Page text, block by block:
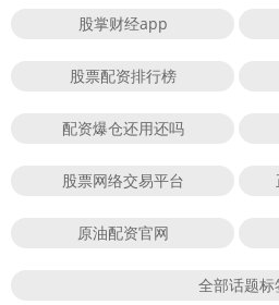
股掌财经app
股票配资排行榜
配资爆仓还用还吗
股票网络交易平台
原油配资官网
全部话题标